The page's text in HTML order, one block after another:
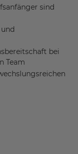
sind
bei
Team